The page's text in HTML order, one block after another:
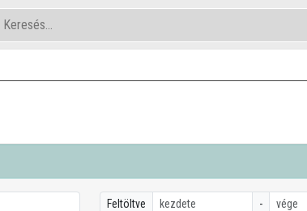
Feltöltve -